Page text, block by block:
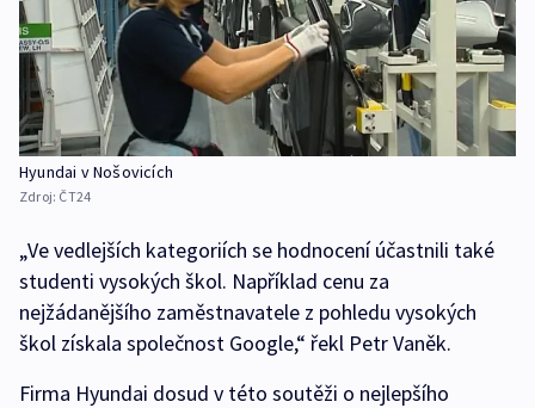
Hyundai v Nošovicích
Zdroj: ČT24
„Ve vedlejších kategoriích se hodnocení účastnili také
studenti vysokých škol. Například cenu za
nejžádanějšího zaměstnavatele z pohledu vysokých
škol získala společnost Google,“ řekl Petr Vaněk.
Firma Hyundai dosud v této soutěži o nejlepšího